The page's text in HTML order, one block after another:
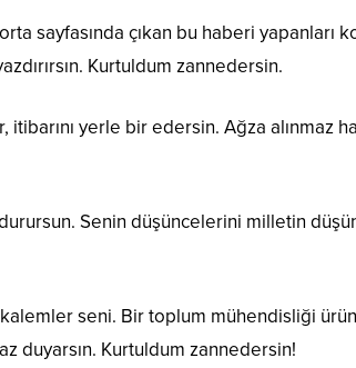
sayfasında çıkan bu haberi yapanları
Kurtuldum zannedersin.
itibarını yerle bir edersin. Ağza alınmaz
Senin düşüncelerini milletin
seni. Bir toplum mühendisliği
duyarsın. Kurtuldum zannedersin!